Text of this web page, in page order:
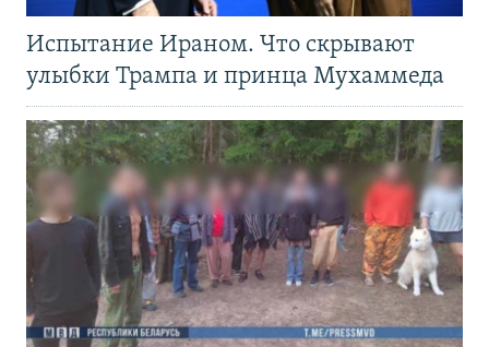
Испытание Ираном. Что скрывают
улыбки Трампа и принца Мухаммеда